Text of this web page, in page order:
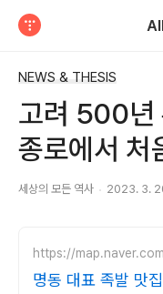
NEWS & THESIS
고려 500년
종로에서 처
세상의 모든 역사 2023. 3.
https://
명동 대표 족발 맛